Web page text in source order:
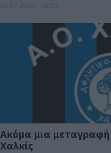
Ακόμα μια
Χαλκίς